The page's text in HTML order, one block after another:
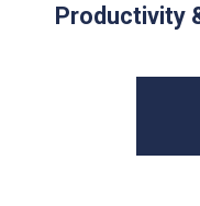
Productivity